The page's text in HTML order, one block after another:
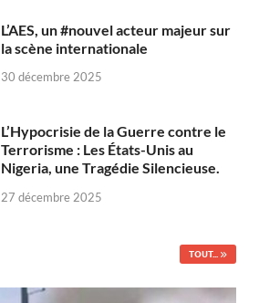
L’AES, un #nouvel acteur majeur sur
la scène internationale
30 décembre 2025
L’Hypocrisie de la Guerre contre le
Terrorisme : Les États-Unis au
Nigeria, une Tragédie Silencieuse.
27 décembre 2025
TOUT...